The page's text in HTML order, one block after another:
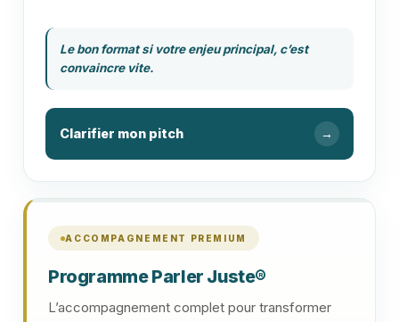
Le bon format si votre enjeu principal, c’est
convaincre vite.
Clarifier mon pitch →
ACCOMPAGNEMENT PREMIUM
Programme Parler Juste®
L’accompagnement complet pour transformer